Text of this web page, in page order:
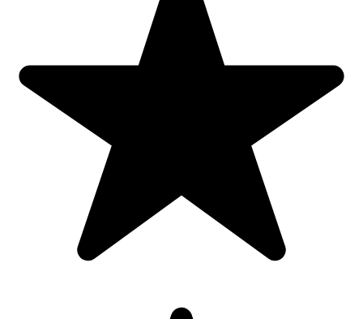
Pachetul include o husa cu cablu USB.